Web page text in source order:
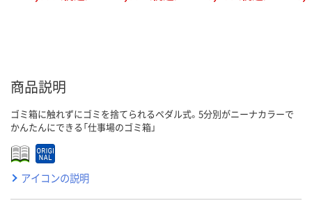
商品説明
ゴミ箱に触れずにゴミを捨てられるペダル式。5分別がニーナカラーで
かんたんにできる「仕事場のゴミ箱」
アイコンの説明